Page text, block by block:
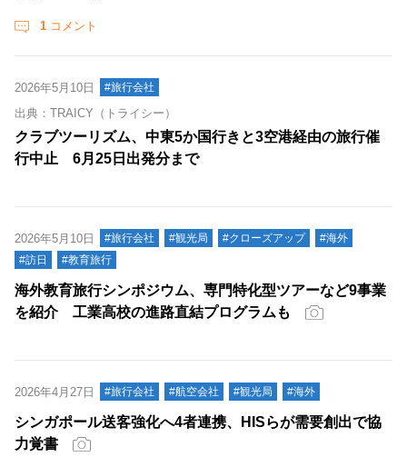
1 コメント
2026年5月10日 #旅行会社
出典：TRAICY（トライシー）
クラブツーリズム、中東5か国行きと3空港経由の旅行催
行中止 6月25日出発分まで
2026年5月10日 #旅行会社 #観光局 #クローズアップ
#海外
#訪日
#教育旅行
海外教育旅行シンポジウム、専門特化型ツアーなど9事業
を紹介 工業高校の進路直結プログラムも
2026年4月27日 #旅行会社 #航空会社 #観光局 #海外
シンガポール送客強化へ4者連携、HISらが需要創出で協
力覚書